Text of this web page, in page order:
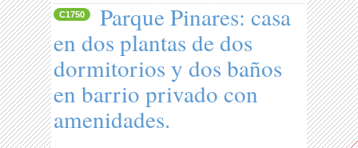
C1750
Parque Pinares: casa
en dos plantas de dos
dormitorios y dos baños
en barrio privado con
amenidades.